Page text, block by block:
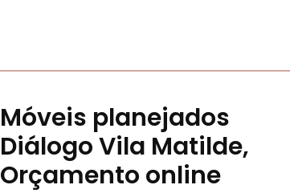
Móveis planejados
Diálogo Vila Matilde,
Orçamento online